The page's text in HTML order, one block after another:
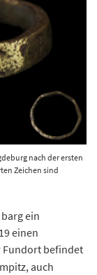
nach der ersten
Zeichen sind
ein
einen
Fundort befindet
auch